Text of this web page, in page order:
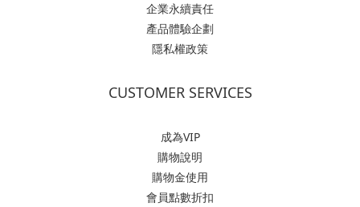
企業永續責任
產品體驗企劃
隱私權政策
CUSTOMER SERVICES
成為VIP
購物說明
購物金使用
會員點數折扣